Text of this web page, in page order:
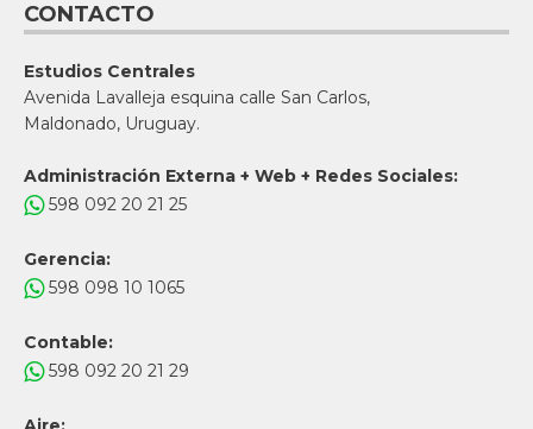
CONTACTO
Estudios Centrales
Avenida Lavalleja esquina calle San Carlos,
Maldonado, Uruguay.
Administración Externa + Web + Redes Sociales:
598 092 20 21 25
Gerencia:
598 098 10 1065
Contable:
598 092 20 21 29